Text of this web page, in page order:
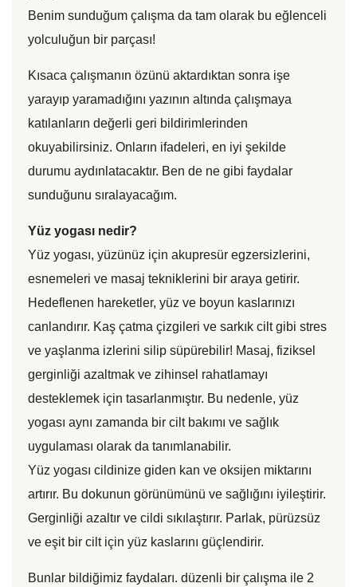
Benim sunduğum çalışma da tam olarak bu eğlenceli
yolculuğun bir parçası!
Kısaca çalışmanın özünü aktardıktan sonra işe
yarayıp yaramadığını yazının altında çalışmaya
katılanların değerli geri bildirimlerinden
okuyabilirsiniz. Onların ifadeleri, en iyi şekilde
durumu aydınlatacaktır. Ben de ne gibi faydalar
sunduğunu sıralayacağım.
Yüz yogası nedir?
Yüz yogası, yüzünüz için akupresür egzersizlerini,
esnemeleri ve masaj tekniklerini bir araya getirir.
Hedeflenen hareketler, yüz ve boyun kaslarınızı
canlandırır. Kaş çatma çizgileri ve sarkık cilt gibi stres
ve yaşlanma izlerini silip süpürebilir! Masaj, fiziksel
gerginliği azaltmak ve zihinsel rahatlamayı
desteklemek için tasarlanmıştır. Bu nedenle, yüz
yogası aynı zamanda bir cilt bakımı ve sağlık
uygulaması olarak da tanımlanabilir.
Yüz yogası cildinize giden kan ve oksijen miktarını
artırır. Bu dokunun görünümünü ve sağlığını iyileştirir.
Gerginliği azaltır ve cildi sıkılaştırır. Parlak, pürüzsüz
ve eşit bir cilt için yüz kaslarını güçlendirir.
Bunlar bildiğimiz faydaları. düzenli bir çalışma ile 2